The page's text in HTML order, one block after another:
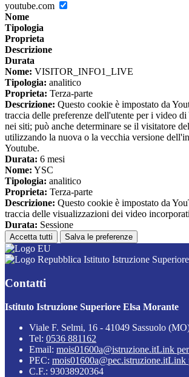
youtube.com
Nome
Tipologia
Proprieta
Descrizione
Durata
Nome: VISITOR_INFO1_LIVE
Tipologia: analitico
Proprieta: Terza-parte
Descrizione: Questo cookie è impostato da
traccia delle preferenze dell'utente per i video
nei siti; può anche determinare se il visitatore
utilizzando la nuova o la vecchia versione
Youtube.
Durata: 6 mesi
Nome: YSC
Tipologia: analitico
Proprieta: Terza-parte
Descrizione: Questo cookie è impostato da
traccia delle visualizzazioni dei video
Durata: Sessione
Accetta tutti Salva le preferenze
Istituto Istruzione
Contatti
Istituto Istruzione Superiore Elsa Morante
Viale F. Selmi, 16 - 41049 Sassuolo
Tel: 0536 881162
Email: mois01600a@istruzione.itLink
PEC: mois01600a@pec.istruzione.itLink
C.F.: 93038920364